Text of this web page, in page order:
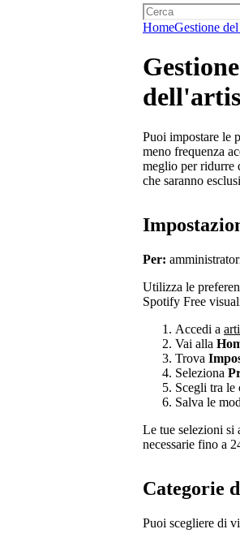
HomeGestione
Puoi impostare le
meno frequenza
meglio per ridurre
che saranno
Per:
Utilizza le
Spotify Free
Accedi a
Vai alla
Trova
Seleziona
Scegli tra le
Salva le
Le tue selezioni si
necessarie fino a
Categorie
Puoi scegliere di